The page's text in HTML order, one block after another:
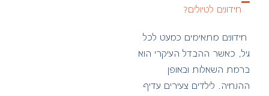
חידונים לטיולים?
חידונים מתאימים כמעט לכל
גיל, כאשר ההבדל העיקרי הוא
ברמת השאלות ובאופן
ההנחיה. לילדים צעירים עדיף